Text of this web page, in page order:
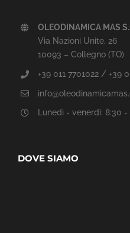
OLEODINAMICA MAS
Via Nazioni Unite, 26
10093 – Collegno (TO)
+39 011 7701022 / +39
Lunedì - venerdì: 8:30 -
DOVE SIAMO